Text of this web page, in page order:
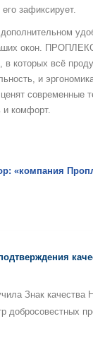
зафиксирует.
окон.
в которых всё
и
современные
и комфорт.
«компания
Знак
добросовестных